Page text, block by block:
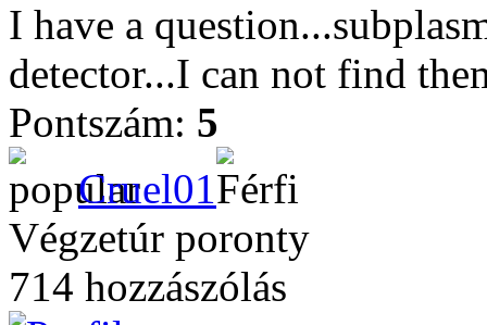
I have a
detector...I can not find
Pontszám: 5
Cruel01
Végzetúr poronty
714 hozzászólás